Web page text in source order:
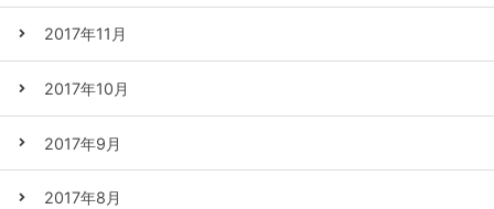
2017年11月
2017年10月
2017年9月
2017年8月